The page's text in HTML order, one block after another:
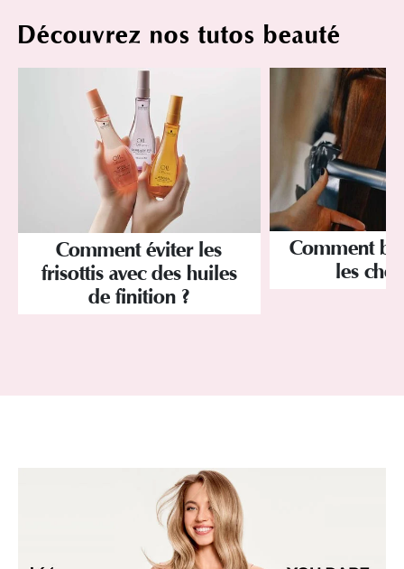
Découvrez nos tutos beauté
Comment éviter les
frisottis avec des huiles
de finition ?
Comment
les